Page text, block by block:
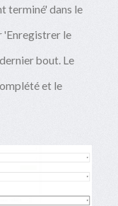
terminé' dans le
'Enregistrer le
bout. Le
et le